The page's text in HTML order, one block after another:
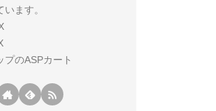
ます。
プのASPカート